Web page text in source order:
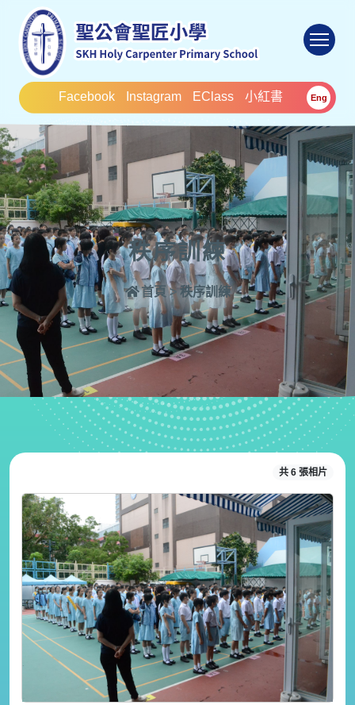
Facebook Instagram EClass 小紅書 Eng
秩序訓練
首頁 > 秩序訓練
共 6 張相片